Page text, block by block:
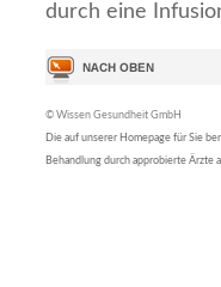
durch eine
© Wissen Gesundheit GmbH
Die auf unserer Homepage für Sie
Behandlung durch approbierte Ärzte